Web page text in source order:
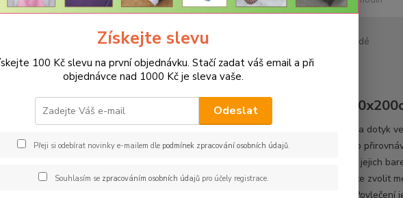
Povlečení z mikrovlákna jednobarevné Povlečení microtop - světle šedé
microtop - světle šedé
Přikrývka
Svěží, lehoučké a na dotyk
mikrovláken - často
těchto povlečení je jejich
Zakončení si můžete zvolit
hotelovou kapsouPovlečení
Získejte slevu
100 Kč slevu na první objednávku. Stačí zadat váš email a při
objednávce nad 1000 Kč je sleva vaše.
Odeslat
Přeji si odebírat novinky e-mailem dle podmínek zpracování osobních údajů.
Souhlasím se zpracováním osobních údajůpro účely registrace.